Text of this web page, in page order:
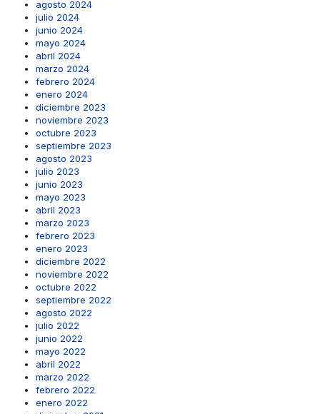
agosto 2024
julio 2024
junio 2024
mayo 2024
abril 2024
marzo 2024
febrero 2024
enero 2024
diciembre 2023
noviembre 2023
octubre 2023
septiembre 2023
agosto 2023
julio 2023
junio 2023
mayo 2023
abril 2023
marzo 2023
febrero 2023
enero 2023
diciembre 2022
noviembre 2022
octubre 2022
septiembre 2022
agosto 2022
julio 2022
junio 2022
mayo 2022
abril 2022
marzo 2022
febrero 2022
enero 2022